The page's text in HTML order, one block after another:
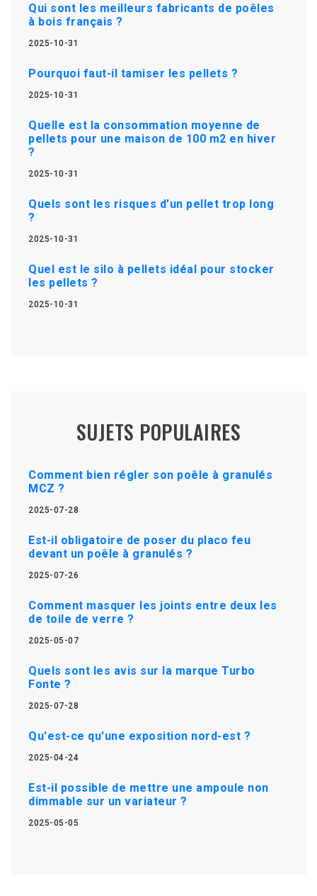
Qui sont les meilleurs fabricants de poêles
à bois français ?
2025-10-31
Pourquoi faut-il tamiser les pellets ?
2025-10-31
Quelle est la consommation moyenne de
pellets pour une maison de 100 m2 en hiver
?
2025-10-31
Quels sont les risques d'un pellet trop long
?
2025-10-31
Quel est le silo à pellets idéal pour stocker
les pellets ?
2025-10-31
SUJETS POPULAIRES
Comment bien régler son poêle à granulés
MCZ ?
2025-07-28
Est-il obligatoire de poser du placo feu
devant un poêle à granulés ?
2025-07-26
Comment masquer les joints entre deux les
de toile de verre ?
2025-05-07
Quels sont les avis sur la marque Turbo
Fonte ?
2025-07-28
Qu'est-ce qu'une exposition nord-est ?
2025-04-24
Est-il possible de mettre une ampoule non
dimmable sur un variateur ?
2025-05-05